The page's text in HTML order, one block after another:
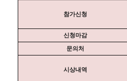
참가신청
신청마감
문의처
시상내역